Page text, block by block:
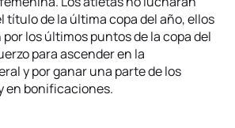
título de la última copa del año, ellos
los últimos puntos de la copa del
para ascender en la
y por ganar una parte de los
en bonificaciones.